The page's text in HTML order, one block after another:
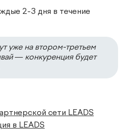
2-3 дня в течение
уже на втором-третьем
— конкуренция будет
сети LEADS
в LEADS